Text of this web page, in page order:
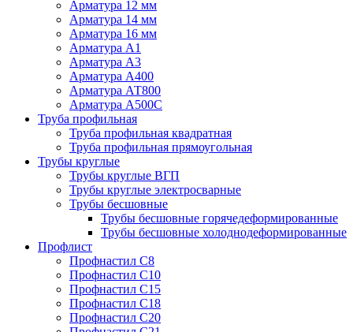
Арматура 12 мм
Арматура 14 мм
Арматура 16 мм
Арматура А1
Арматура А3
Арматура А400
Арматура АТ800
Арматура А500С
Труба профильная
Труба профильная квадратная
Труба профильная прямоугольная
Трубы круглые
Трубы круглые ВГП
Трубы круглые электросварные
Трубы бесшовные
Трубы бесшовные горячедеформированные
Трубы бесшовные холоднодеформированные
Профлист
Профнастил С8
Профнастил С10
Профнастил С15
Профнастил С18
Профнастил С20